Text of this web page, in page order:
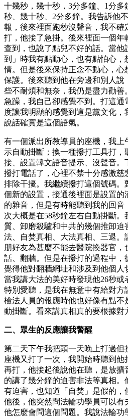
十幾秒，幾十秒，3分多鐘、1分
秒、幾十秒、2分多鐘。我告訴他
報，後來裡面跑秒沒聲音，我不確
打，他接了急掛。後來裡面一個
查到，也說了點兒不好的話。當他
到」時我有點動心，也有點怕心
情。但是後來保持正念不動心，心
保護。後來聽到他在旁邊和別人
些不耐煩和無奈，我仍是盡力勸善
急躁，我自己卻感覺不到。打這
度讓我明顯的感覺到這是黨文化
說話確實是這個語氣。
有一個派出所教導員的座機，我上
示自動掛斷；換一種撥打工具打，
接、設置韓文語音提示、沒聲音。
撥打電話了，心裡不禁十分感激慈
排除干擾。我繼續撥打這個號碼。
個新的設置，接通後裡面是設置
的雜音，但是有時能聽到我的回
次大概是在58秒鐘左右自動掛斷
質、卸磨殺驢和中共的幾個推卸
法、自焚真相、大法真相、三退。
朋好友為甚麼不能去醫院換器官
話、翻牆。但是在撥打的過程中，
覺得他對翻牆網址和涉及到他個人
當我講大法的美好時發現他26秒或
特別愛聽，是我在無意中有給對
檢法人員的報應時他也好像有點不
動掛斷。看來講真相真的要根據對
二、眾生的反應讓我警醒
第二天下午我把頭一天晚上打過
座機又打了一次，我開始時聽到
再打，他接起後說他在聽，是放擴
的講了幾分鐘的迫害非法等真相。
有迫害，也知道「自焚」是假的
他後，他突然問法輪功學員可以有
他怎麼會問這個問題。我說法輪功